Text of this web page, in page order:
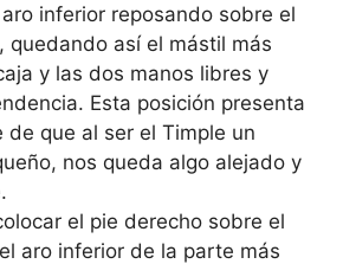
inferior reposando sobre el
quedando así el mástil más
y las dos manos libres y
Esta posición presenta
de que al ser el Timple un
nos queda algo alejado y
el pie derecho sobre el
aro inferior de la parte más